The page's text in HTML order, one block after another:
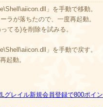
」を手動で移動。
ラが落ちたので、一度再起動。
てる)を削除を試みる。
」を手動で戻す。
起動。
グレイル新規会員登録で800ポイ